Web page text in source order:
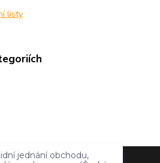
listy
s dopravcem (Česká